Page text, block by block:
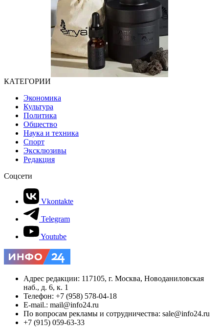
КАТЕГОРИИ
Экономика
Культура
Политика
Общество
Наука и техника
Спорт
Эксклюзивы
Редакция
Соцсети
Vkontakte
Telegram
Youtube
Адрес редакции: 117105, г. Москва, Новоданиловская
наб., д. 6, к. 1
Телефон: +7 (958) 578-04-18
E-mail.: mail@info24.ru
По вопросам рекламы и сотрудничества: sale@info24.ru
+7 (915) 059-63-33